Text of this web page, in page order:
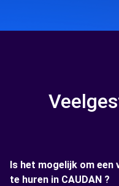
Is het mogelijk om een
te huren in CAUDAN ?